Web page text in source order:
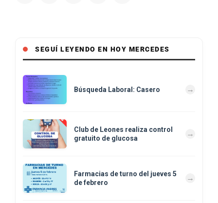
SEGUÍ LEYENDO EN HOY MERCEDES
Búsqueda Laboral: Casero
Club de Leones realiza control
gratuito de glucosa
Farmacias de turno del jueves 5
de febrero